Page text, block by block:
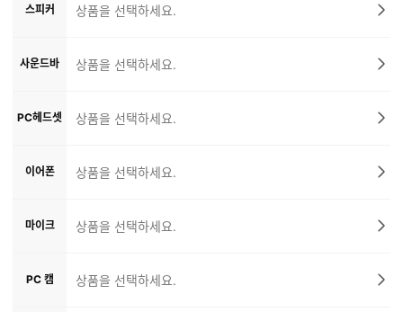
스피커 상품을 선택하세요.
사운드바 상품을 선택하세요.
PC헤드셋 상품을 선택하세요.
이어폰 상품을 선택하세요.
마이크 상품을 선택하세요.
PC 캠 상품을 선택하세요.